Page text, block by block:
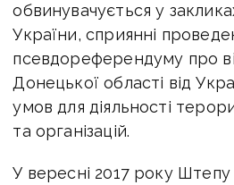
обвинувачується у
України, сприянні
псевдореферендуму про
Донецької області від
умов для діяльності
та організацій.
У вересні 2017 року Штепу